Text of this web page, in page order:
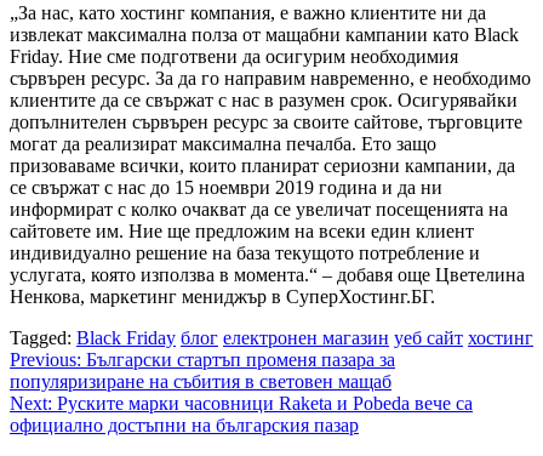
„За нас, като хостинг компания, е важно клиентите ни да
извлекат максимална полза от мащабни кампании като Black
Friday. Ние сме подготвени да осигурим необходимия
сървърен ресурс. За да го направим навременно, е необходимо
клиентите да се свържат с нас в разумен срок. Осигурявайки
допълнителен сървърен ресурс за своите сайтове, търговците
могат да реализират максимална печалба. Ето защо
призоваваме всички, които планират сериозни кампании, да
се свържат с нас до 15 ноември 2019 година и да ни
информират с колко очакват да се увеличат посещенията на
сайтовете им. Ние ще предложим на всеки един клиент
индивидуално решение на база текущото потребление и
услугата, която използва в момента.“ – добавя още Цветелина
Ненкова, маркетинг мениджър в СуперХостинг.БГ.
Tagged: Black Friday блог електронен магазин уеб сайт хостинг
Post
navigation
Previous: Български стартъп променя пазара за
популяризиране на събития в световен мащаб
Next: Руските марки часовници Raketa и Pobeda вече са
официално достъпни на българския пазар